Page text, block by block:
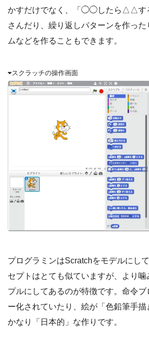
かすだけでなく、「◯◯したら△△す
さんだり、繰り返しパターンを作っ
ムなどを作ることもできます。
スクラッチの操作画面
プログラミンはScratchをモデルにし
セプトはとても似ていますが、より
プルにしてあるのが特徴です。命令
ー化されていたり、絵が「色鉛筆手描
かなり「日本的」な作りです。